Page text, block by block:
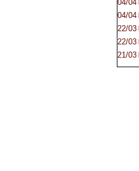
04/04
04/04
22/03
22/03
21/03